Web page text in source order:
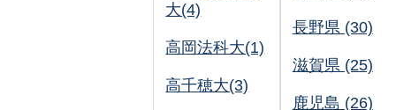
大(4)
高岡法科大(1)
高千穂大(3)
長野県 (30)
滋賀県 (25)
鹿児島 (26)